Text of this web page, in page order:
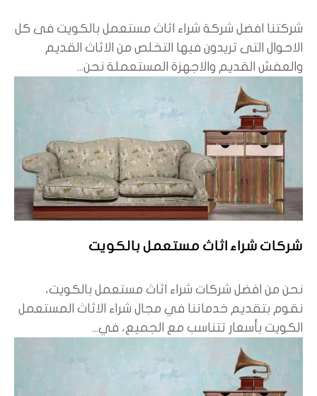
شركتنا افضل شركة شراء اثاث مستعمل بالكويت فى كل
الاحوال التى تريدون فيها التخلص من الاثاث القديم
والعفش القديم والاجهزة المستعملة نحن...
شركات شراء اثاث مستعمل بالكويت
نحن من افضل شركات شراء اثاث مستعمل بالكويت،
نقوم بتقديم خدماتنا في مجال شراء الاثاث المستعمل
الكويت بأسعار تتناسب مع الجميع، في...